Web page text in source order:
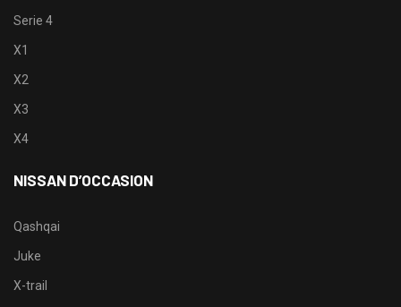
Serie 4
X1
X2
X3
X4
NISSAN D’OCCASION
Qashqai
Juke
X-trail